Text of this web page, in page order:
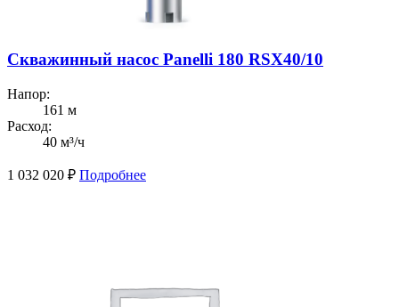
Скважинный насос Panelli 180 RSX40/10
Напор:
161 м
Расход:
40 м³/ч
1 032 020 ₽ Подробнее